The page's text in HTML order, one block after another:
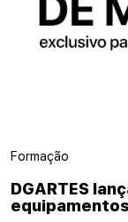
Formação
DGARTES
equipamentos